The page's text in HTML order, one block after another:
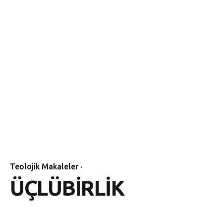
Teolojik Makaleler
ÜÇLÜBİRLİK